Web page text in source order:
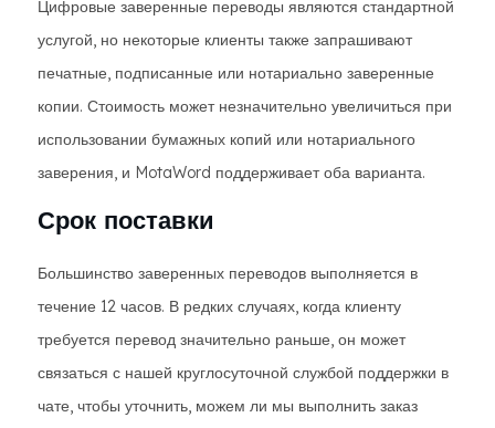
Цифровые заверенные переводы являются стандартной
услугой, но некоторые клиенты также запрашивают
печатные, подписанные или нотариально заверенные
копии. Стоимость может незначительно увеличиться при
использовании бумажных копий или нотариального
заверения, и MotaWord поддерживает оба варианта.
Срок поставки
Большинство заверенных переводов выполняется в
течение 12 часов. В редких случаях, когда клиенту
требуется перевод значительно раньше, он может
связаться с нашей круглосуточной службой поддержки в
чате, чтобы уточнить, можем ли мы выполнить заказ